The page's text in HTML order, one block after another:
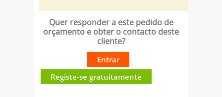
Quer responder a este pedido de
orçamento e obter o contacto deste
cliente?
Entrar
Registe-se gratuitamente